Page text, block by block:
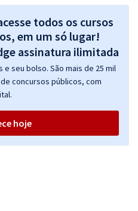
todos os cursos
em um só lugar!
seu bolso. São mais de 25 mil
concursos públicos, com
hoje